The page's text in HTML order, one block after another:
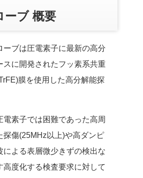
ーブ 概要
ーブは圧電素子に最新の高分
スに開発されたフッ素系共重
膜を使用した高分解能探
電素子では困難であった高周
探傷(25MHz以上)や高ダンピ
による表層微少きずの検出な
高度化する検査要求に対して